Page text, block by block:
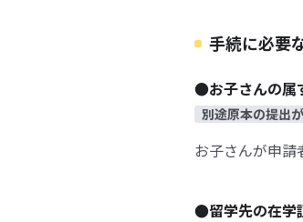
手続に必要
●お子さんの属
別途原本の提出
お子さんが申請
●留学先の在学